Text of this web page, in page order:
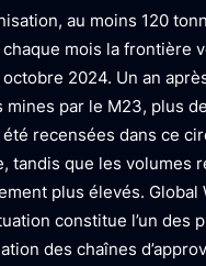
au moins 120
mois la frontière
2024. Un an
mines par le M23, plus
recensées dans ce
tandis que les volumes
plus élevés. Global
constitue l’un des
des chaînes